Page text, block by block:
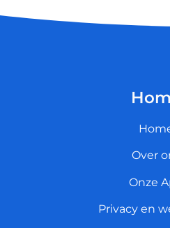
Over
Onze
Privacy en